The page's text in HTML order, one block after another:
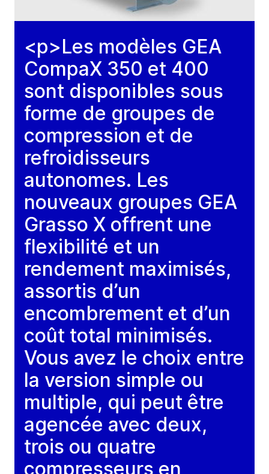
<p>Les modèles GEA
CompaX 350 et 400
sont disponibles sous
forme de groupes de
compression et de
refroidisseurs
autonomes. Les
nouveaux groupes GEA
Grasso X offrent une
flexibilité et un
rendement maximisés,
assortis d’un
encombrement et d’un
coût total minimisés.
Vous avez le choix entre
la version simple ou
multiple, qui peut être
agencée avec deux,
trois ou quatre
compresseurs en